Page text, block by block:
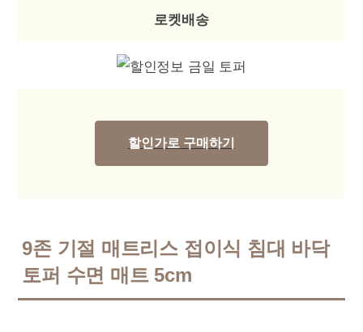
로켓배송
할인가로 구매하기
9존 기절 매트리스 접이식 침대 바닥
토퍼 수면 매트 5cm